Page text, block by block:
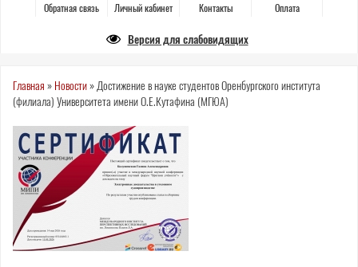
Обратная связь Личный кабинет Контакты Оплата
Версия для слабовидящих
Вы
здесь
Главная » Новости» Достижение в науке студентов Оренбургского института
(филиала) Университета имени О.Е.Кутафина (МГЮА)